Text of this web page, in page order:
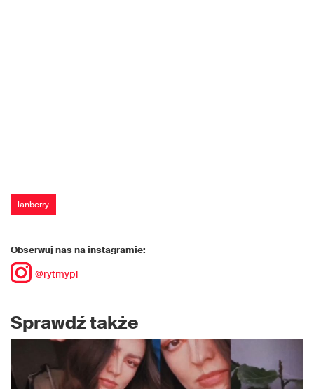
lanberry
Obserwuj nas na instagramie:
@rytmypl
Sprawdź także